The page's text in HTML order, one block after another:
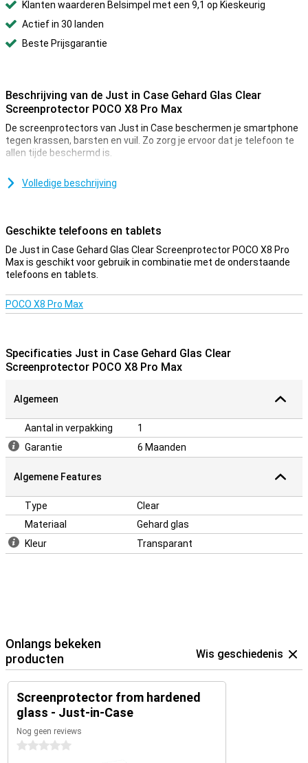
Klanten waarderen Belsimpel met een 9,1 op Kieskeurig
Actief in 30 landen
Beste Prijsgarantie
Beschrijving van de Just in Case Gehard Glas Clear
Screenprotector POCO X8 Pro Max
De screenprotectors van Just in Case beschermen je smartphone
tegen krassen, barsten en vuil. Zo zorg je ervoor dat je telefoon te
allen tijde beschermd is.
screenprotector. Deze is gemaakt van gehard glas en is dus extra
Doorzichtig glaasje
duidelijk en helder kan aflezen als je ook zou kunnen zonder
screenprotector. Deze screenprotector is dan ook 100%
doorzichtig, waardoor je geen eens merkt dat hij er zit.
Volledige beschrijving
Geschikte telefoons en tablets
De Just in Case Gehard Glas Clear Screenprotector POCO X8 Pro
Max is geschikt voor gebruik in combinatie met de onderstaande
telefoons en tablets.
POCO X8 Pro Max
Specificaties Just in Case Gehard Glas Clear
Screenprotector POCO X8 Pro Max
Algemeen
Aantal in verpakking
1
Garantie
6 Maanden
Algemene Features
Type
Clear
Materiaal
Gehard glas
Kleur
Transparant
Onlangs bekeken
producten
Wis geschiedenis
Screenprotector from hardened
glass - Just-in-Case
Nog geen reviews
0 sterren